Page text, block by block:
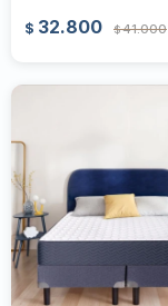
$ 32.800 $41.000